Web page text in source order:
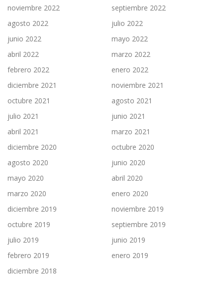
noviembre 2022
septiembre 2022
agosto 2022
julio 2022
junio 2022
mayo 2022
abril 2022
marzo 2022
febrero 2022
enero 2022
diciembre 2021
noviembre 2021
octubre 2021
agosto 2021
julio 2021
junio 2021
abril 2021
marzo 2021
diciembre 2020
octubre 2020
agosto 2020
junio 2020
mayo 2020
abril 2020
marzo 2020
enero 2020
diciembre 2019
noviembre 2019
octubre 2019
septiembre 2019
julio 2019
junio 2019
febrero 2019
enero 2019
diciembre 2018